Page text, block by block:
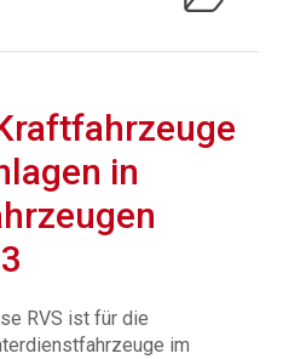
in
RVS ist für die
im